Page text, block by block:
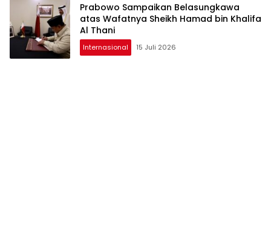
Prabowo Sampaikan Belasungkawa
atas Wafatnya Sheikh Hamad bin Khalifa
Al Thani
Internasional 15 Juli 2026